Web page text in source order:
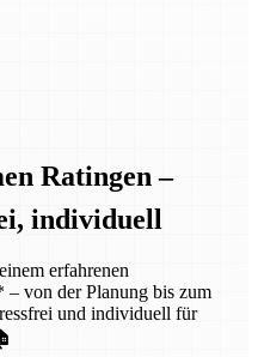
Ratingen –
individuell
erfahrenen
von der Planung bis zum
und individuell für